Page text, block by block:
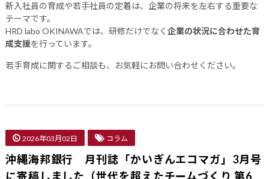
新入社員の育成や若手社員の定着は、企業の将来を左右する重要な
テーマです。
HRD labo OKINAWAでは、研修だけでなく 企業の状況に合わせた育
成支援を行っています。
若手育成に関するご相談も、お気軽にお問い合わせください。
2026年03月02日 コラム
沖縄海邦銀行 月刊誌「かいぎんエコマガ」3月号
に寄稿しました（世代を超えたチームづくり 第6